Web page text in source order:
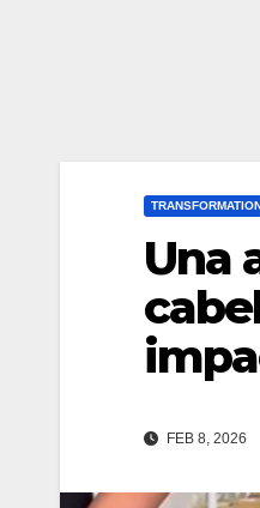
Una
FEB 8, 2026